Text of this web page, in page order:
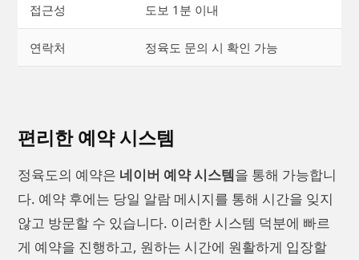
접근성 도보 1분 이내
연락처 정육도 문의 시 확인 가능
편리한 예약 시스템
정육도의 예약은 네이버 예약 시스템을 통해 가능합니
다. 예약 후에는 당일 알람 메시지를 통해 시간을 잊지
않고 방문할 수 있습니다. 이러한 시스템 덕분에 빠르
게 예약을 진행하고, 원하는 시간에 원활하게 입장할